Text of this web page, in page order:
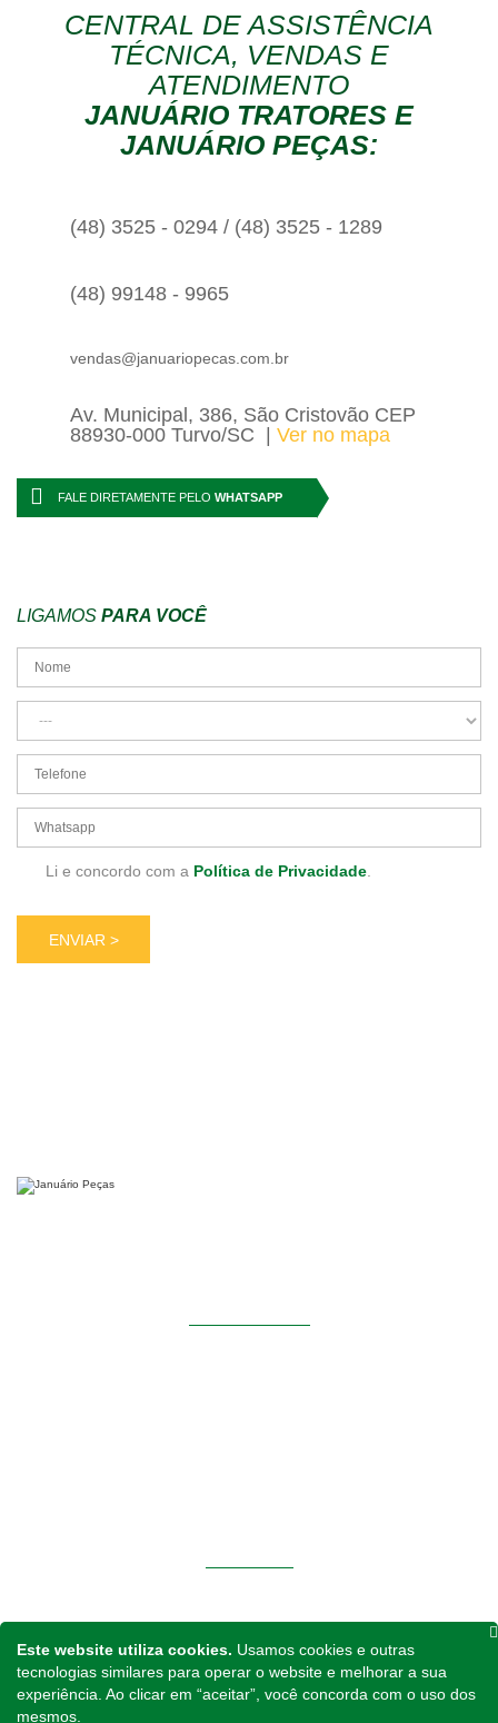
CENTRAL DE ASSISTÊNCIA
TÉCNICA, VENDAS E
ATENDIMENTO
JANUÁRIO TRATORES E
JANUÁRIO PEÇAS:
(48) 3525 - 0294 / (48) 3525 - 1289
(48) 99148 - 9965
vendas@januariopecas.com.br
Av. Municipal, 386, São Cristovão CEP
88930-000 Turvo/SC
Ver no mapa
FALE DIRETAMENTE PELO WHATSAPP
LIGAMOS PARA VOCÊ
Li e concordo com a Política de Privacidade
Implementos
Peças para Reposição
Fone
Este website utiliza cookies. Usamos cookies e outras
tecnologias similares para operar o website e melhorar a sua
experiência. Ao clicar em “aceitar”, você concorda com o uso dos
mesmos.